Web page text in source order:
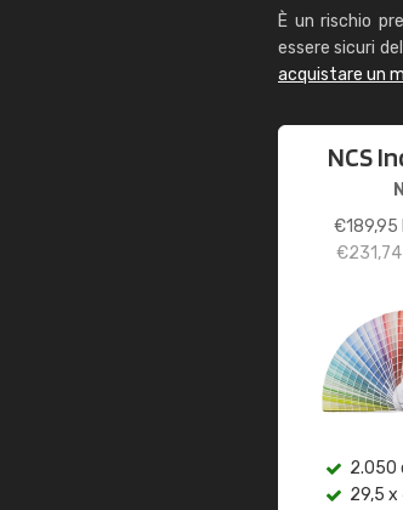
È un rischio
essere sicuri
acquistare un
NCS
€189,95
€231,74
2.050
29,5 x